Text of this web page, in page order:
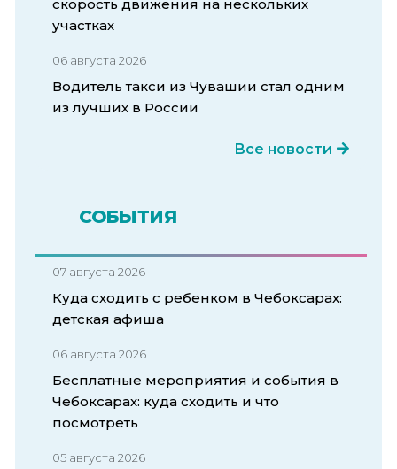
скорость движения на нескольких
участках
06 августа 2026
Водитель такси из Чувашии стал одним
из лучших в России
Все новости
СОБЫТИЯ
07 августа 2026
Куда сходить с ребенком в Чебоксарах:
детская афиша
06 августа 2026
Бесплатные мероприятия и события в
Чебоксарах: куда сходить и что
посмотреть
05 августа 2026